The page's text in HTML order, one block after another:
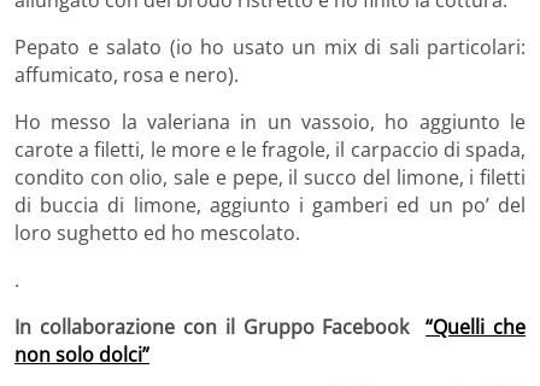
Pepato e salato (io ho usato un mix di sali particolari:
affumicato, rosa e nero).
Ho messo la valeriana in un vassoio, ho aggiunto le
carote a filetti, le more e le fragole, il carpaccio di spada,
condito con olio, sale e pepe, il succo del limone, i filetti
di buccia di limone, aggiunto i gamberi ed un po’ del
loro sughetto ed ho mescolato.
.
In collaborazione con il Gruppo Facebook
“Quelli che
non solo dolci”